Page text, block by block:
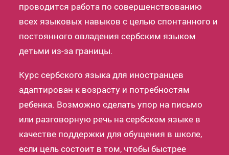
проводится работа по совершенствованию
всех языковых навыков с целью спонтанного и
постоянного овладения сербским языком
детьми из-за границы.
Курс сербского языка для иностранцев
адаптирован к возрасту и потребностям
ребенка. Возможно сделать упор на письмо
или разговорную речь на сербском языке в
качестве поддержки для обущения в школе,
если цель состоит в том, чтобы быстрее